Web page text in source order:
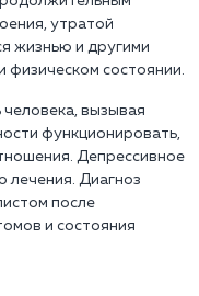
утратой
жизнью и другими
физическом состоянии.
человека, вызывая
функционировать,
Депрессивное
лечения. Диагноз
после
и состояния